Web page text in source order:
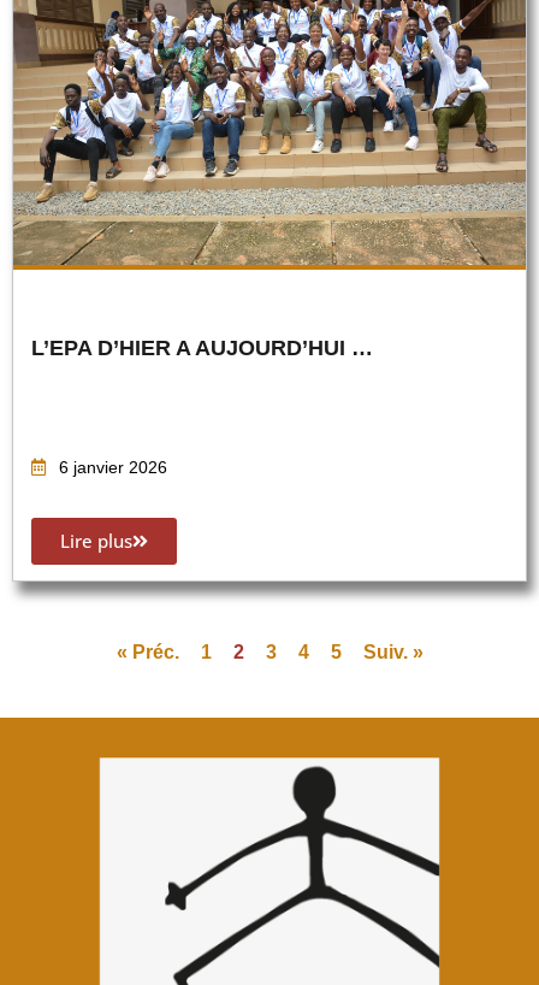
L’EPA D’HIER A AUJOURD’HUI …
6 janvier 2026
Lire plus
« Préc. 1 2 3 4 5 Suiv. »